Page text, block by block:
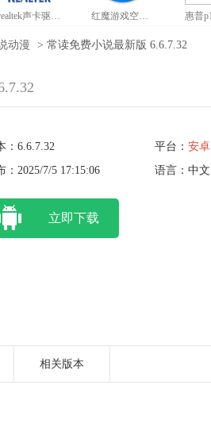
realtek声卡驱动官网版 红魔游戏空间官方正版
动漫 > 常读免费小说最新版 6.6.7.32
：6.6.7.32 平台： 安卓
：2025/7/5 17:15:06
语言：中文
立即下载
相关版本